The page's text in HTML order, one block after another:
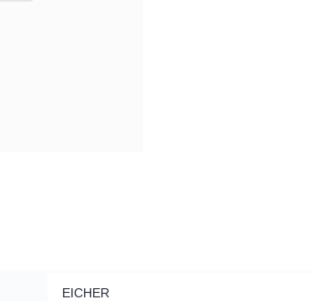
EICHER